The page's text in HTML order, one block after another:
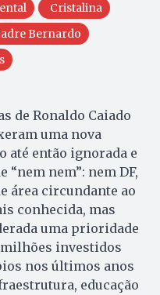
Cristalina
Bernardo
de Ronaldo Caiado
uma nova
até então ignorada e
“nem nem”: nem DF,
área circundante ao
conhecida, mas
uma prioridade
investidos
nos últimos anos
educação